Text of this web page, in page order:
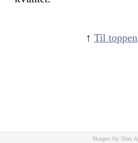
↑ Til toppen
Skagen Ny Glas